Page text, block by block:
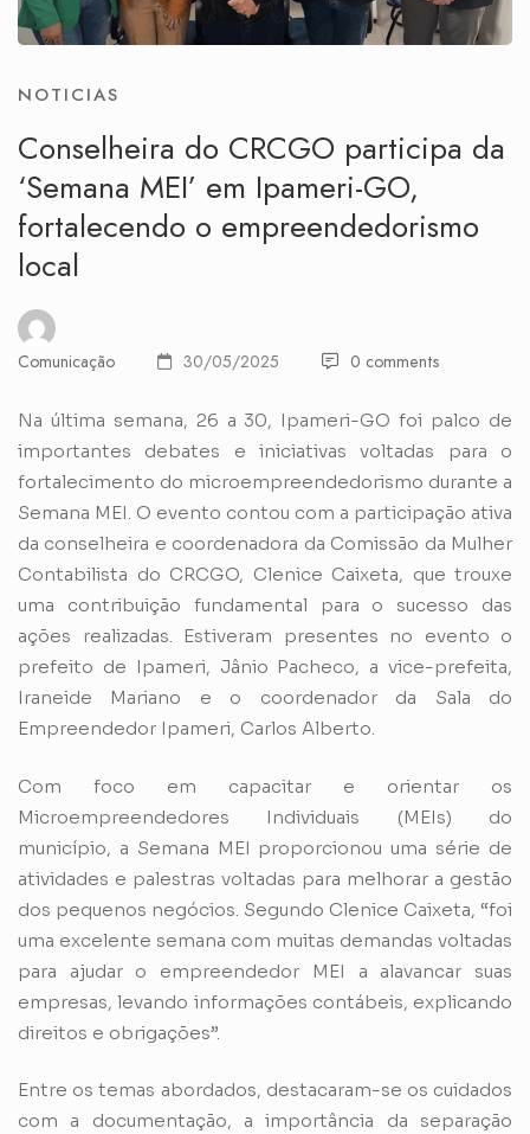
NOTICIAS
Conselheira do CRCGO participa da
‘Semana MEI’ em Ipameri-GO,
fortalecendo o empreendedorismo
local
Comunicação 30/05/2025 0 comments
Na última semana, 26 a 30, Ipameri-GO foi palco de
importantes debates e iniciativas voltadas para o
fortalecimento do microempreendedorismo durante a
Semana MEI. O evento contou com a participação ativa
da conselheira e coordenadora da Comissão da Mulher
Contabilista do CRCGO, Clenice Caixeta, que trouxe
uma contribuição fundamental para o sucesso das
ações realizadas. Estiveram presentes no evento o
prefeito de Ipameri, Jânio Pacheco, a vice-prefeita,
Iraneide Mariano e o coordenador da Sala do
Empreendedor Ipameri, Carlos Alberto.
Com foco em capacitar e orientar os
Microempreendedores Individuais (MEIs) do
município, a Semana MEI proporcionou uma série de
atividades e palestras voltadas para melhorar a gestão
dos pequenos negócios. Segundo Clenice Caixeta, “foi
uma excelente semana com muitas demandas voltadas
para ajudar o empreendedor MEI a alavancar suas
empresas, levando informações contábeis, explicando
direitos e obrigações”.
Entre os temas abordados, destacaram-se os cuidados
com a documentação, a importância da separação